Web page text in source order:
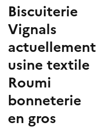
biscuiterie
Vignals
actuellement
usine textile
Roumi
bonneterie
en gros